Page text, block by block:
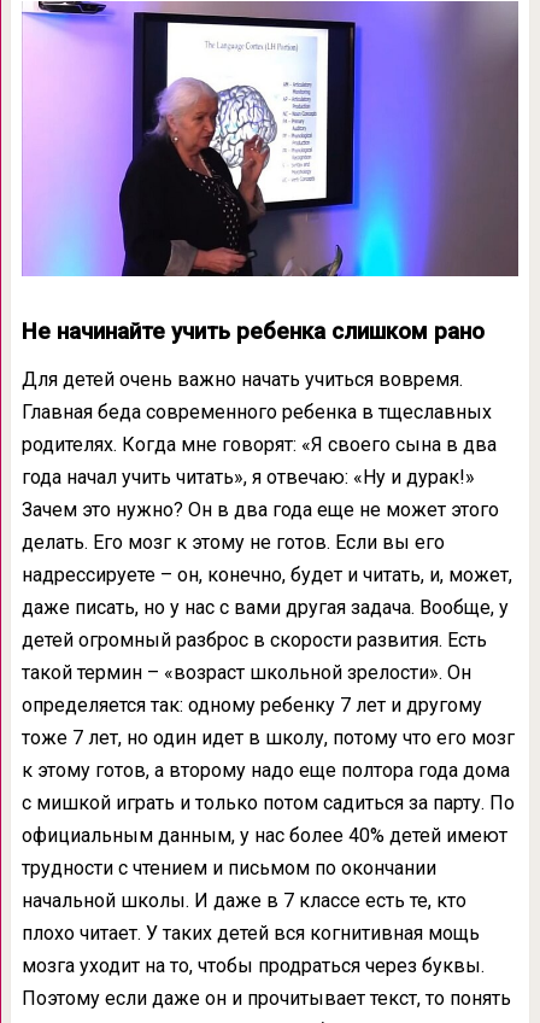
Не начинайте учить ребенка слишком рано
Для детей очень важно начать учиться вовремя.
Главная беда современного ребенка в тщеславных
родителях. Когда мне говорят: «Я своего сына в два
года начал учить читать», я отвечаю: «Ну и дурак!»
Зачем это нужно? Он в два года еще не может этого
делать. Его мозг к этому не готов. Если вы его
надрессируете – он, конечно, будет и читать, и, может,
даже писать, но у нас с вами другая задача. Вообще, у
детей огромный разброс в скорости развития. Есть
такой термин – «возраст школьной зрелости». Он
определяется так: одному ребенку 7 лет и другому
тоже 7 лет, но один идет в школу, потому что его мозг
к этому готов, а второму надо еще полтора года дома
с мишкой играть и только потом садиться за парту. По
официальным данным, у нас более 40% детей имеют
трудности с чтением и письмом по окончании
начальной школы. И даже в 7 классе есть те, кто
плохо читает. У таких детей вся когнитивная мощь
мозга уходит на то, чтобы продраться через буквы.
Поэтому если даже он и прочитывает текст, то понять